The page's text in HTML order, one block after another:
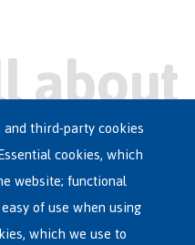
third-party cookies
cookies, which
website; functional
of use when using
which we use to